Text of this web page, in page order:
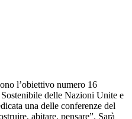
l’obiettivo numero 16
delle Nazioni Unite e
una delle conferenze del
abitare, pensare”. Sarà